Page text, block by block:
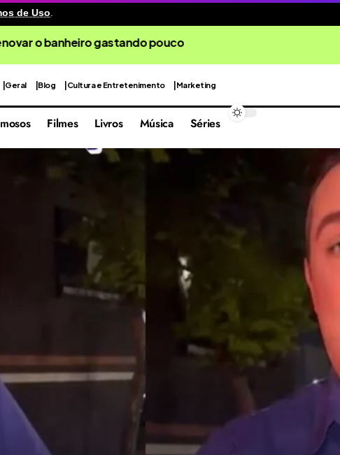
de Uso.
4º lugar entre as praias mais bonitas do mundo
Geral Blog Cultura e Entretenimento Marketing
Filmes Livros Música Séries